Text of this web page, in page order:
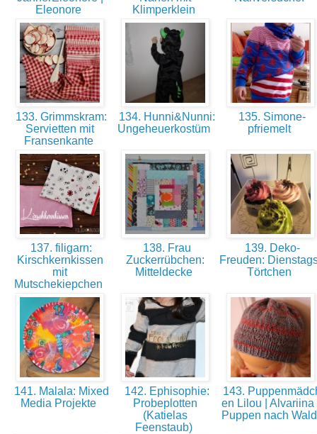
Eleonore
Klimperklein
133. Grimmskram:
Servietten mit
Fransenkante
134. Hunni&Nunni:
Ungeheuerkostüm
135. Simone-
pfriemelt
137. filigarn:
Kirschkernkissen
mit
Mutschekiepchen
138. Frau
Zuckerrübchen:
Mitteldecke
139. Deko-
Freuden:
Törtchen
141. Malala: Mixed
Media Projekte
142. Ephisophie:
Probeplotten
(Katielas
Feenstaub)
143.
en Lilou | Alvariina
Puppen nach